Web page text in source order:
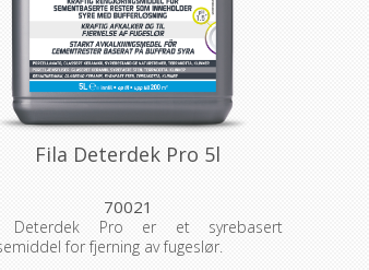
Fila Deterdek Pro 5l
70021
Deterdek Pro er et syrebasert
for fjerning av fugeslør.